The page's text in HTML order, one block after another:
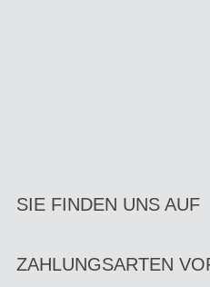
SIE FINDEN UNS AUF
ZAHLUNGSARTEN